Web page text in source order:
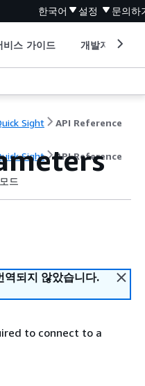
한국어 설정 문의하
비스 가이드 개발자 도구
Sight API Reference
Sight API Reference
드
역되지 않았습니다.
to connect to a